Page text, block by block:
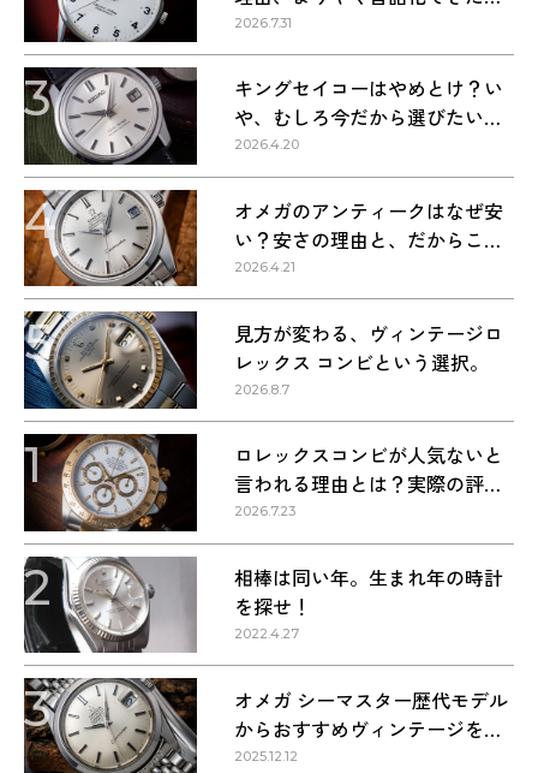
がする
2026.7.31
3
キングセイコーはやめとけ？い
や、むしろ今だから選びたい理
由
2026.4.20
4
オメガのアンティークはなぜ安
い？安さの理由と、だからこそ
狙い目な理由
2026.4.21
5
見方が変わる、ヴィンテージロ
レックス コンビという選択。
2026.8.7
1
ロレックスコンビが人気ないと
言われる理由とは？実際の評価
を解説
2026.7.23
2
相棒は同い年。生まれ年の時計
を探せ！
2022.4.27
3
オメガ シーマスター歴代モデル
からおすすめヴィンテージを紹
介
2025.12.12